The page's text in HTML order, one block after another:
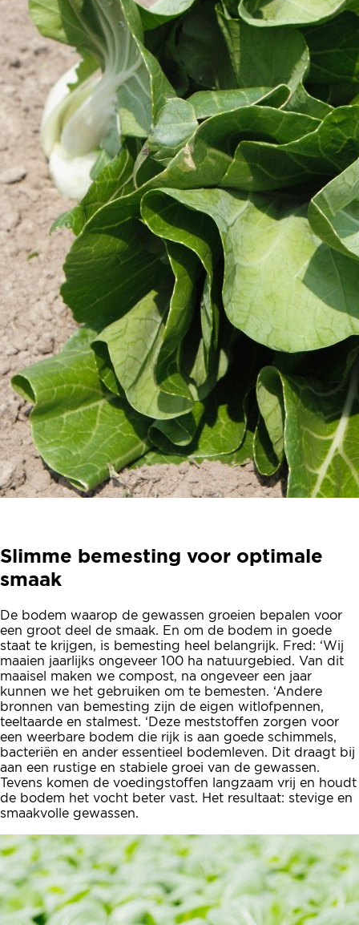
Slimme bemesting voor optimale
smaak
De bodem waarop de gewassen groeien bepalen voor
een groot deel de smaak. En om de bodem in goede
staat te krijgen, is bemesting heel belangrijk. Fred: ‘Wij
maaien jaarlijks ongeveer 100 ha natuurgebied. Van dit
maaisel maken we compost, na ongeveer een jaar
kunnen we het gebruiken om te bemesten. ‘Andere
bronnen van bemesting zijn de eigen witlofpennen,
teeltaarde en stalmest. ‘Deze meststoffen zorgen voor
een weerbare bodem die rijk is aan goede schimmels,
bacteriën en ander essentieel bodemleven. Dit draagt bij
aan een rustige en stabiele groei van de gewassen.
Tevens komen de voedingstoffen langzaam vrij en houdt
de bodem het vocht beter vast. Het resultaat: stevige en
smaakvolle gewassen.